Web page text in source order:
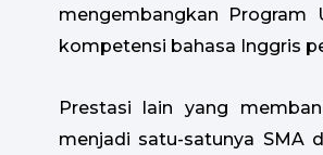
mengembangkan Program
kompetensi bahasa Inggris
Prestasi lain yang
menjadi satu-satunya SMA